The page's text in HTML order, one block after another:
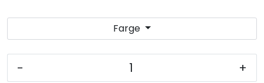
Farge
- +